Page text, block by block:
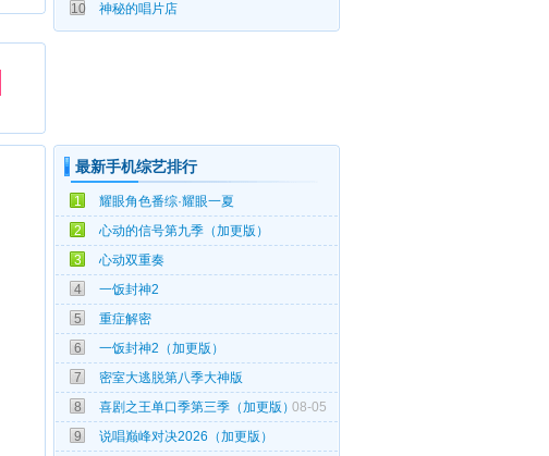
10 神秘的唱片店
最新手机综艺排行
1 耀眼角色番综·耀眼一夏
2 心动的信号第九季（加更版）
3 心动双重奏
4 一饭封神2
5 重症解密
6 一饭封神2（加更版）
7 密室大逃脱第八季大神版
8 喜剧之王单口季第三季（加更版）08-05
9
说唱巅峰对决2026（加更版）
08-05